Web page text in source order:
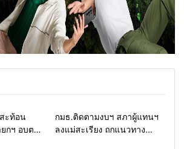
รั้วทั่วไทย
ะท้อน
กฯ อบต.-
Home รอบรั้วทั่วไทย
กมธ.ติดตามงบฯ สภาผู้แทนฯ
ลงแม่สะเรียง ถกแนวทาง